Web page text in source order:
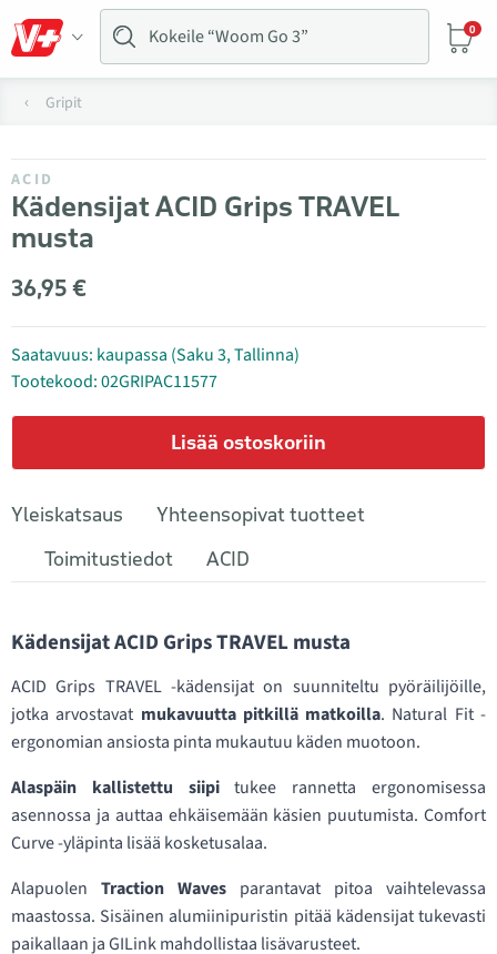
0
Gripit
ACID
Kädensijat ACID Grips TRAVEL
musta
36,95 €
Saatavuus: kaupassa (Saku 3, Tallinna)
Tootekood: 02GRIPAC11577
Lisää ostoskoriin
Yleiskatsaus
Yhteensopivat tuotteet
Toimitustiedot
ACID
Kädensijat ACID Grips TRAVEL musta
ACID Grips TRAVEL -kädensijat on suunniteltu pyöräilijöille,
jotka arvostavat mukavuutta pitkillä matkoilla. Natural Fit -
ergonomian ansiosta pinta mukautuu käden muotoon.
Alaspäin kallistettu siipitukee rannetta ergonomisessa
asennossa ja auttaa ehkäisemään käsien puutumista. Comfort
Curve -yläpinta lisää kosketusalaa.
Alapuolen Traction Waves parantavat pitoa vaihtelevassa
maastossa. Sisäinen alumiinipuristin pitää kädensijat tukevasti
paikallaan ja GILink mahdollistaa lisävarusteet.